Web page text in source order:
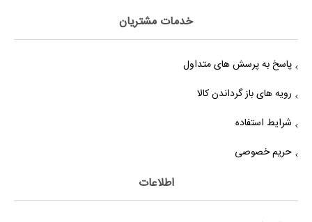
خدمات مشتریان
پاسخ به پرسش های متداول
رویه های باز گرداندن کالا
شرایط استفاده
حریم خصوصی
اطلاعات